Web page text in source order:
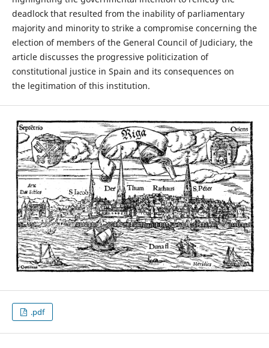
deadlock that resulted from the inability of parliamentary
majority and minority to strike a compromise concerning the
election of members of the General Council of Judiciary, the
article discusses the progressive politicization of
constitutional justice in Spain and its consequences on
the legitimation of this institution.
.pdf